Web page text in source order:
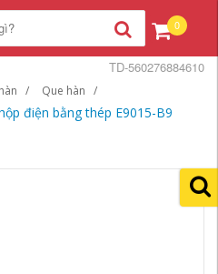
0
Que hàn
điện bằng thép E9015-B9
TD-560276884610